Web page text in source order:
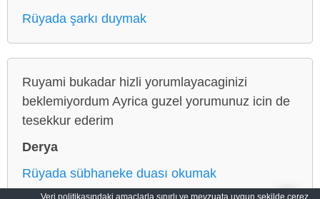
Rüyada şarkı duymak
Ruyami bukadar hizli yorumlayacaginizi
beklemiyordum Ayrica guzel yorumunuz icin de
tesekkur ederim
Derya
Rüyada sübhaneke duası okumak
Veri politikasındaki amaçlarla sınırlı ve mevzuata uygun şekilde çerez